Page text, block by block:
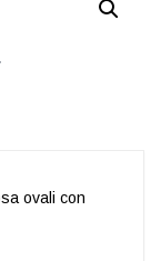
ovali con